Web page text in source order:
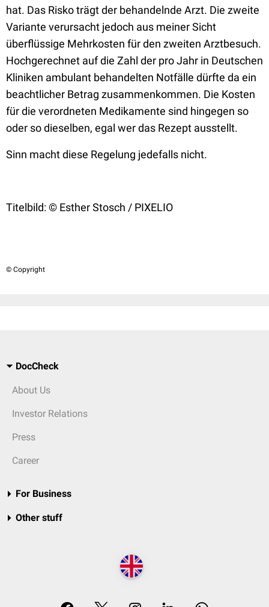
hat. Das Risko trägt der behandelnde Arzt. Die zweite
Variante verursacht jedoch aus meiner Sicht
überflüssige Mehrkosten für den zweiten Arztbesuch.
Hochgerechnet auf die Zahl der pro Jahr in Deutschen
Kliniken ambulant behandelten Notfälle dürfte da ein
beachtlicher Betrag zusammenkommen. Die Kosten
für die verordneten Medikamente sind hingegen so
oder so dieselben, egal wer das Rezept ausstellt.
Sinn macht diese Regelung jedefalls nicht.
Titelbild:© Esther Stosch / PIXELIO
© Copyright
DocCheck
About Us
Investor Relations
Press
Career
For Business
Other stuff